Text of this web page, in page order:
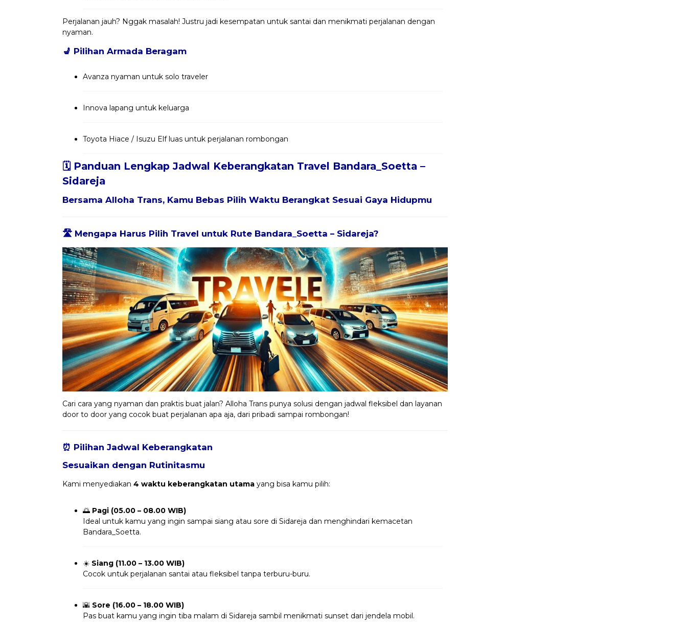
Perjalanan jauh? Nggak masalah! Justru jadi kesempatan untuk santai dan menikmati perjalanan dengan
nyaman.
💺 Pilihan Armada Beragam
Avanza nyaman untuk solo traveler
Innova lapang untuk keluarga
Toyota Hiace / Isuzu Elf luas untuk perjalanan rombongan
🗓️ Panduan Lengkap Jadwal Keberangkatan Travel Bandara_Soetta –
Sidareja
Bersama Alloha Trans, Kamu Bebas Pilih Waktu Berangkat Sesuai Gaya Hidupmu
🛣️ Mengapa Harus Pilih Travel untuk Rute Bandara_Soetta – Sidareja?
Cari cara yang nyaman dan praktis buat jalan? Alloha Trans punya solusi dengan jadwal fleksibel dan layanan
door to door yang cocok buat perjalanan apa aja, dari pribadi sampai rombongan!
⏰ Pilihan Jadwal Keberangkatan
Sesuaikan dengan Rutinitasmu
Kami menyediakan 4 waktu keberangkatan utama yang bisa kamu pilih:
🌅 Pagi (05.00 – 08.00 WIB)
Ideal untuk kamu yang ingin sampai siang atau sore di Sidareja dan menghindari kemacetan
Bandara_Soetta.
☀️ Siang (11.00 – 13.00 WIB)
Cocok untuk perjalanan santai atau fleksibel tanpa terburu-buru.
🌇 Sore (16.00 – 18.00 WIB)
Pas buat kamu yang ingin tiba malam di Sidareja sambil menikmati sunset dari jendela mobil.